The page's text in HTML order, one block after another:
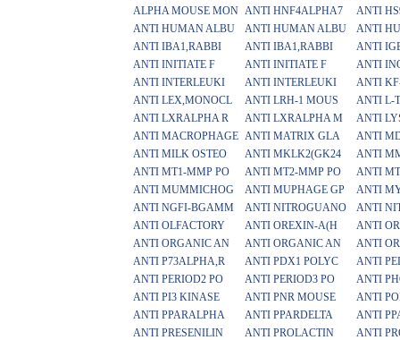
ALPHA MOUSE MON ANTI HNF4ALPHA7
ANTI
ANTI HUMAN ALBU
ANTI HUMAN ALBU
ANTI
ANTI IBA1,RABBI
ANTI IBA1,RABBI
ANTI
ANTI INITIATE F
ANTI INITIATE F
ANTI
ANTI INTERLEUKI
ANTI INTERLEUKI
ANTI
ANTI LEX,MONOCL
ANTI LRH-1 MOUS
ANTI L-
ANTI LXRALPHA R
ANTI LXRALPHA M
ANTI
ANTI MACROPHAGE ANTI MATRIX GLA
ANTI
ANTI MILK OSTEO
ANTI MKLK2(GK24
ANTI
ANTI MT1-MMP PO
ANTI MT2-MMP PO
ANTI
ANTI MUMMICHOG
ANTI MUPHAGE GP
ANTI
ANTI NGFI-BGAMM
ANTI NITROGUANO
ANTI
ANTI OLFACTORY
ANTI OREXIN-A(H
ANTI
ANTI ORGANIC AN
ANTI ORGANIC AN
ANTI
ANTI P73ALPHA,R
ANTI PDX1 POLYC
ANTI
ANTI PERIOD2 PO
ANTI PERIOD3 PO
ANTI
ANTI PI3 KINASE
ANTI PNR MOUSE
ANTI
ANTI PPARALPHA
ANTI PPARDELTA
ANTI
ANTI PRESENILIN
ANTI PROLACTIN
ANTI